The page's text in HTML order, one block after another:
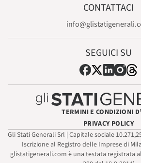
CONTATTACI
SEGUICI SU
TERMINI E CONDIZIONI
PRIVACY POLICY
Gli Stati Generali Srl | Capitale sociale
Iscrizione al Registro delle Imprese di
glistatigenerali.com è una testata registrata